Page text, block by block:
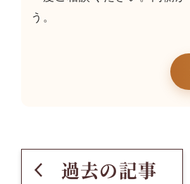
う。
過去の記事